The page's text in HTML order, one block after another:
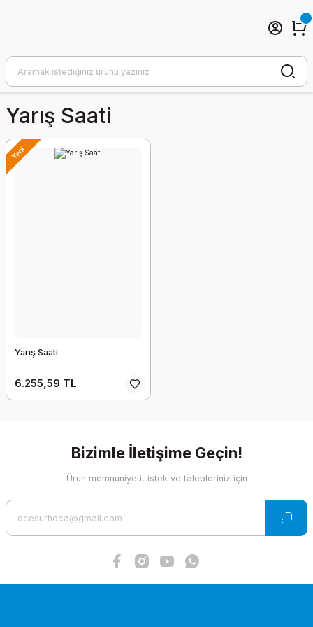
Yarış Saati
Yeni
Yarış Saati
6.255,59 TL
Bizimle İletişime Geçin!
Ürün memnuniyeti, istek ve talepleriniz için